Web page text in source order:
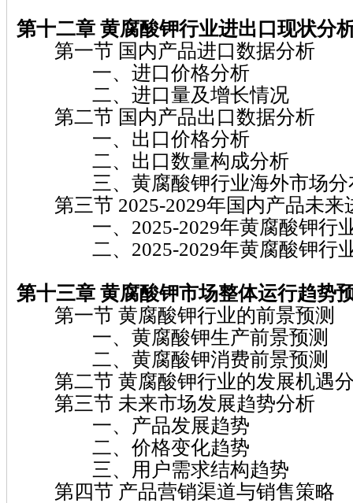
第十二章 黄腐酸钾行业进出口现状分
第一节 国内产品进口数据分析
一、进口价格分析
二、进口量及增长情况
第二节 国内产品出口数据分析
一、出口价格分析
二、出口数量构成分析
三、黄腐酸钾行业海外市场分
第三节 2025-2029年国内产品未来
一、2025-2029年黄腐酸钾行业
二、2025-2029年黄腐酸钾行业
第十三章 黄腐酸钾市场整体运行趋势
第一节 黄腐酸钾行业的前景预测
一、黄腐酸钾生产前景预测
二、黄腐酸钾消费前景预测
第二节 黄腐酸钾行业的发展机遇
第三节 未来市场发展趋势分析
一、产品发展趋势
二、价格变化趋势
三、用户需求结构趋势
第四节 产品营销渠道与销售策略